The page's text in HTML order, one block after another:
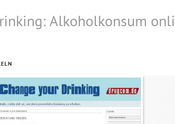
Alkoholkonsum